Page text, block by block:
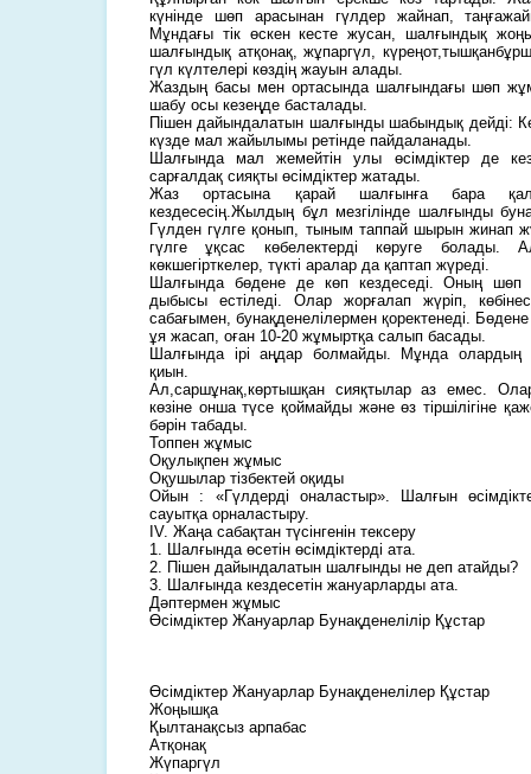
күнінде шөп арасынан гүлдер жайнап,
Мұндағы тік өскен кесте жусан, шалғындық
шалғындық атқонақ, жұпаргүл,
гүл күлтелері көздің жауын алады.
Жаздың басы мен ортасында шалғындағы шөп
шабу осы кезеңде басталады.
Пішен дайындалатын шалғынды шабындық дейді:
күзде мал жайылымы ретінде пайдаланады.
Шалғында мал жемейтін улы өсімдіктер де
сарғалдақ сияқты өсімдіктер жатады.
Жаз ортасына қарай шалғынға бара
кездесесің.Жылдың бұл мезгілінде шалғынды
Гүлден гүлге қонып, тыным таппай шырын жинап
гүлге ұқсас көбелектерді көруге болады.
көкшегірткелер, түкті аралар да қаптап жүреді.
Шалғында бөдене де көп кездеседі. Оның шөп
дыбысы естіледі. Олар жорғалап жүріп,
сабағымен, бунақденелілермен қоректенеді.
ұя жасап, оған 10-20 жұмыртқа салып басады.
Шалғында ірі аңдар болмайды. Мұнда
қиын.
Ал,саршұнақ,көртышқан сияқтылар аз емес.
көзіне онша түсе қоймайды және өз тіршілігіне
бәрін табады.
Топпен жұмыс
Оқулықпен жұмыс
Оқушылар тізбектей оқиды
Ойын : «Гүлдерді оналастыр». Шалғын
сауытқа орналастыру.
ІV. Жаңа сабақтан түсінгенін тексеру
1. Шалғында өсетін өсімдіктерді ата.
2. Пішен дайындалатын шалғынды не деп атайды?
3. Шалғында кездесетін жануарларды ата.
Дәптермен жұмыс
Өсімдіктер Жануарлар Бунақденелілір Құстар
Өсімдіктер Жануарлар Бунақденелілер Құстар
Жоңышқа
Қылтанақсыз арпабас
Атқонақ
Жүпаргүл